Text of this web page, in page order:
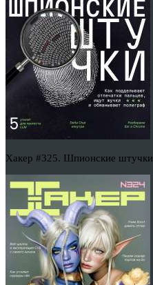
Хакер #325. Шпионские штучки